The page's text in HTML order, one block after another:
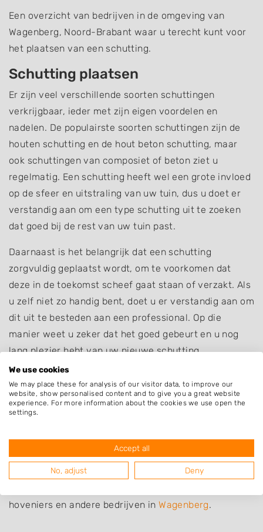
Een overzicht van bedrijven in de omgeving van
Wagenberg, Noord-Brabant waar u terecht kunt voor
het plaatsen van een schutting.
Schutting plaatsen
Er zijn veel verschillende soorten schuttingen
verkrijgbaar, ieder met zijn eigen voordelen en
nadelen. De populairste soorten schuttingen zijn de
houten schutting en de hout beton schutting, maar
ook schuttingen van composiet of beton ziet u
regelmatig. Een schutting heeft wel een grote invloed
op de sfeer en uitstraling van uw tuin, dus u doet er
verstandig aan om een type schutting uit te zoeken
dat goed bij de rest van uw tuin past.
Daarnaast is het belangrijk dat een schutting
zorgvuldig geplaatst wordt, om te voorkomen dat
deze in de toekomst scheef gaat staan of verzakt. Als
u zelf niet zo handig bent, doet u er verstandig aan om
dit uit te besteden aan een professional. Op die
manier weet u zeker dat het goed gebeurt en u nog
lang plezier hebt van uw nieuwe schutting.
Schutting laten plaatsen
Wilt u een nieuwe schutting laten plaatsen door een
vakman? Zoek dan in het overzicht hieronder naar een
Wagenberg en informeer naar de mogelijkheden.
Bent u op zoek naar iets anders dan eenschutting
hoveniers en andere bedrijven inWagenberg.
We use cookies
We may place these for analysis of our visitor data, to improve our
website, show personalised content and to give you a great website
experience. For more information about the cookies we use open the
settings.
Accept all
No, adjust Deny